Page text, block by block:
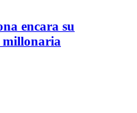
encara su
millonaria